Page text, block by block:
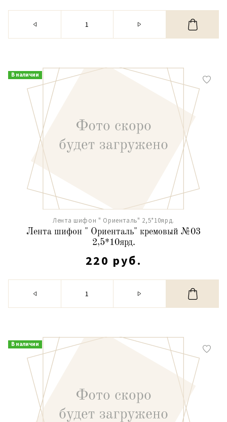
В наличии
Лента шифон " Ориенталь" 2,5*10ярд.
Лента шифон " Ориенталь" кремовый №03
2,5*10ярд.
220 руб.
В наличии